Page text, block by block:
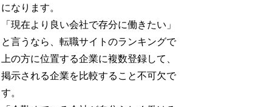
になります。
「現在より良い会社で存分に働きたい」
と言うなら、転職サイトのランキングで
上の方に位置する企業に複数登録して、
掲示される企業を比較すること不可欠で
す。